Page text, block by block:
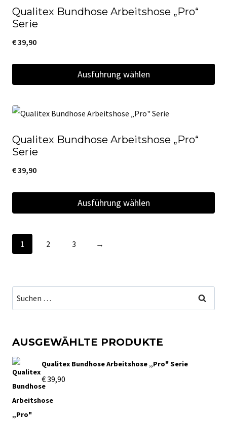
Produktseite
gewählt
werden
mehrere
Varianten
auf.
Die
auf
Produktseite
gewählt
werden
Qualitex Bundhose Arbeitshose „Pro“
Serie
€39,90
Ausführung wählen
Produkt
mehrere
Varianten
auf.
Die
auf
der
gewählt
werden
Qualitex Bundhose Arbeitshose „Pro“
Serie
€39,90
Ausführung wählen
Produkt
weist
Varianten
auf.
auf
der
Produktseite
gewählt
1 2 3 →
Suchen
nach:
AUSGEWÄHLTE PRODUKTE
Qualitex Bundhose Arbeitshose „Pro" Serie
€39,90